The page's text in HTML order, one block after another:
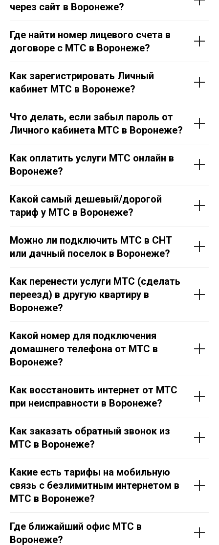
через сайт в Воронеже?
Где найти номер лицевого счета в
договоре с МТС в Воронеже?
Как зарегистрировать Личный
кабинет МТС в Воронеже?
Что делать, если забыл пароль от
Личного кабинета МТС в Воронеже?
Как оплатить услуги МТС онлайн в
Воронеже?
Какой самый дешевый/дорогой
тариф у МТС в Воронеже?
Можно ли подключить МТС в СНТ
или дачный поселок в Воронеже?
Как перенести услуги МТС (сделать
переезд) в другую квартиру в
Воронеже?
Какой номер для подключения
домашнего телефона от МТС в
Воронеже?
Как восстановить интернет от МТС
при неисправности в Воронеже?
Как заказать обратный звонок из
МТС в Воронеже?
Какие есть тарифы на мобильную
связь с безлимитным интернетом в
МТС в Воронеже?
Где ближайший офис МТС в
Воронеже?
Тарифы
Акции
Перейти в МТС
Отдел подключения
Политика конфеденциальности